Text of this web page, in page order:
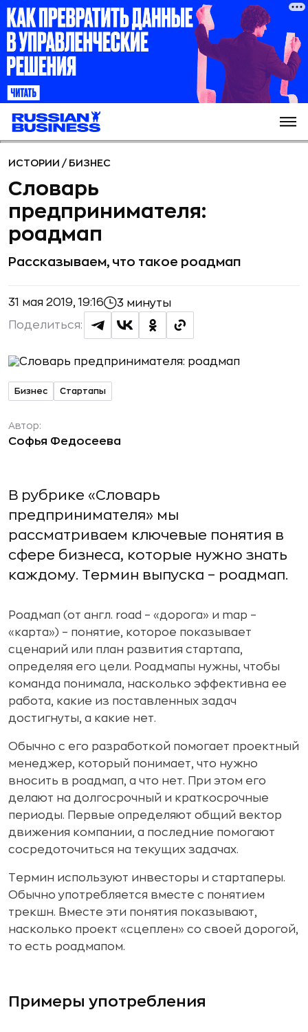
ИСТОРИИ / БИЗНЕС
Словарь
предпринимателя:
роадмап
Рассказываем, что такое роадмап
31 мая 2019, 19:16 3 минуты
Поделиться:
Бизнес Стартапы
Автор:
Софья Федосеева
В рубрике «Словарь
предпринимателя» мы
рассматриваем ключевые понятия в
сфере бизнеса, которые нужно знать
каждому. Термин выпуска – роадмап.
Роадмап (от англ. road – «дорога» и map –
«карта») – понятие, которое показывает
сценарий или план развития стартапа,
определяя его цели. Роадмапы нужны, чтобы
команда понимала, насколько эффективна ее
работа, какие из поставленных задач
достигнуты, а какие нет.
Обычно с его разработкой помогает проектный
менеджер, который понимает, что нужно
вносить в роадмап, а что нет. При этом его
делают на долгосрочный и краткосрочные
периоды. Первые определяют общий вектор
движения компании, а последние помогают
сосредоточиться на текущих задачах.
Термин используют инвесторы и стартаперы.
Обычно употребляется вместе с понятием
трекшн. Вместе эти понятия показывают,
насколько проект «сцеплен» со своей дорогой,
то есть роадмапом.
Примеры употребления